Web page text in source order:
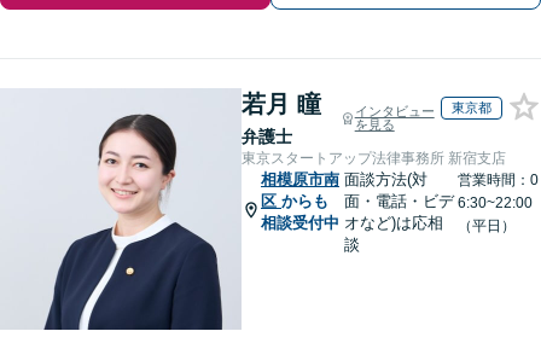
若月 瞳
弁護士
インタビュー
を見る
東京都
東京スタートアップ法律事務所 新宿支店
相模原市南
区 からも
相談受付中
面談方法(対
面・電話・ビデ
オなど)は応相
談
営業時間：0
6:30~22:00
（平日）